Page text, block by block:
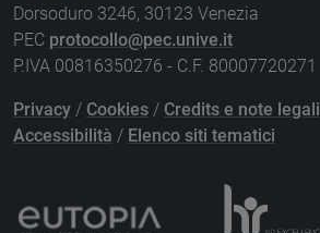
Dorsoduro 3246, 30123 Venezia
PEC protocollo@pec.unive.it
P.IVA 00816350276 - C.F. 80007720271
Privacy / Cookies / Credits e note legali
Accessibilità / Elenco siti tematici